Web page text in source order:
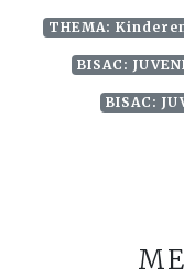
THEMA:
BISAC:
BISAC: